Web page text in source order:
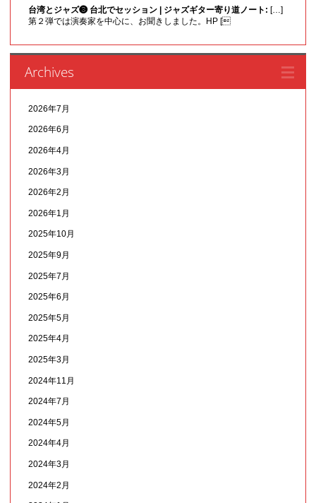
台湾とジャズ❸ 台北でセッション | ジャズギター寄り道ノート: […]
第２弾では演奏家を中心に、お聞きしました。HP [
Archives
2026年7月
2026年6月
2026年4月
2026年3月
2026年2月
2026年1月
2025年10月
2025年9月
2025年7月
2025年6月
2025年5月
2025年4月
2025年3月
2024年11月
2024年7月
2024年5月
2024年4月
2024年3月
2024年2月